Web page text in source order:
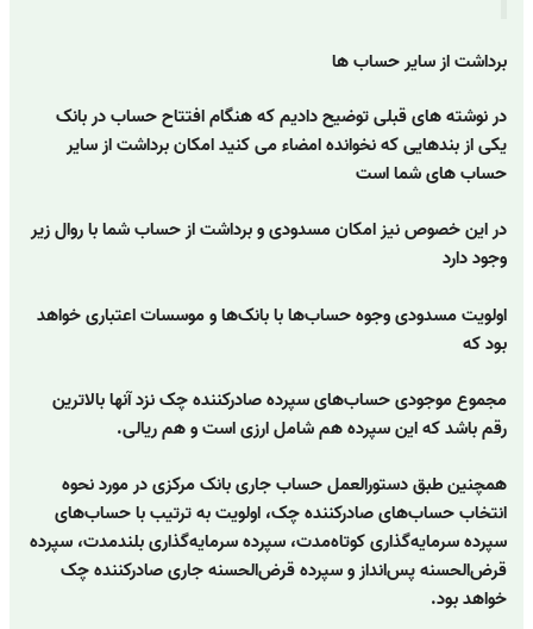
برداشت از سایر حساب ها
در نوشته های قبلی توضیح دادیم که هنگام افتتاح حساب در بانک
یکی از بندهایی که نخوانده امضاء می کنید امکان برداشت از سایر
حساب های شما است
در این خصوص نیز امکان مسدودی و برداشت از حساب شما با روال زیر
وجود دارد
اولویت مسدودی وجوه حساب‌ها با بانک‌ها و موسسات اعتباری خواهد
بود که
مجموع موجودی حساب‌های سپرده صادرکننده چک نزد آنها بالاترین
رقم باشد که این سپرده هم شامل ارزی است و هم ریالی.
همچنین طبق دستورالعمل حساب جاری بانک مرکزی در مورد نحوه
انتخاب حساب‌های صادرکننده چک، اولویت به ترتیب با حساب‌های
سپرده سرمایه‌گذاری کوتاه‌مدت،‌ سپرده سرمایه‌گذاری بلندمدت، سپرده
قرض‌الحسنه پس‌انداز و سپرده قرض‌الحسنه جاری صادرکننده چک
خواهد بود.